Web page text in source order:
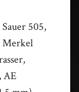
505,
Merkel
AE